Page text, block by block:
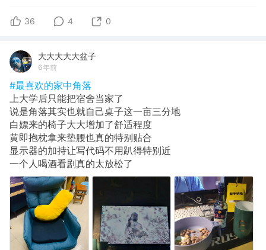
36 4 0
大大大大大盆子
6年前
#最喜欢的家中角落
上大学后只能把宿舍当家了
说是角落其实也就自己桌子这一亩三分地
白嫖来的椅子大大增加了舒适程度
黄即抱枕拿来垫腰也真的特别贴合
显示器的加持让写代码不用趴得特别近
一个人喝酒看剧真的太放松了